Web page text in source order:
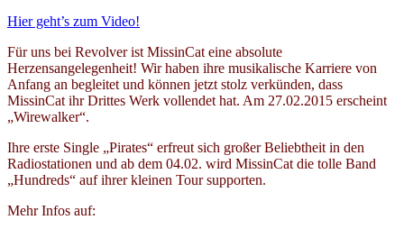
Hier geht’s zum Video!
Für uns bei Revolver ist MissinCat eine absolute
Herzensangelegenheit! Wir haben ihre musikalische Karriere von
Anfang an begleitet und können jetzt stolz verkünden, dass
MissinCat ihr Drittes Werk vollendet hat. Am 27.02.2015 erscheint
„Wirewalker“.
Ihre erste Single „Pirates“ erfreut sich großer Beliebtheit in den
Radiostationen und ab dem 04.02. wird MissinCat die tolle Band
„Hundreds“ auf ihrer kleinen Tour supporten.
Mehr Infos auf: